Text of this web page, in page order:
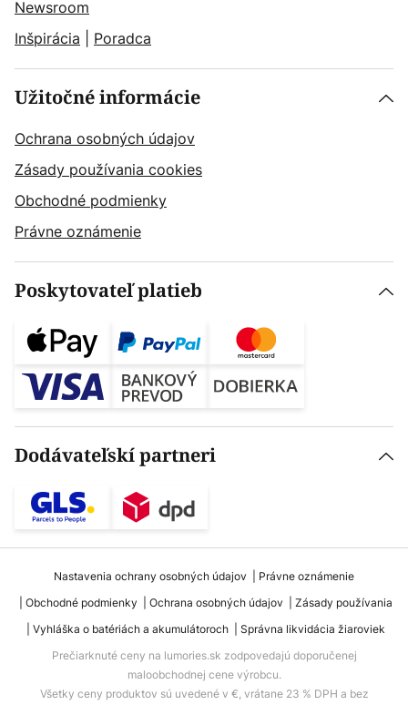
Newsroom
Inšpirácia
Poradca
Užitočné informácie
Ochrana osobných údajov
Zásady používania cookies
Obchodné podmienky
Právne oznámenie
Poskytovateľ platieb
Dodávateľskí partneri
Nastavenia ochrany osobných údajov
Právne oznámenie
Obchodné podmienky
Ochrana osobných údajov
Zásady používania
Vyhláška o batériách a akumulátoroch
Správna likvidácia žiaroviek
Prečiarknuté ceny na lumories.sk zodpovedajú doporučenej
maloobchodnej cene výrobcu.
Všetky ceny produktov sú uvedené v €, vrátane 23 % DPH a bez